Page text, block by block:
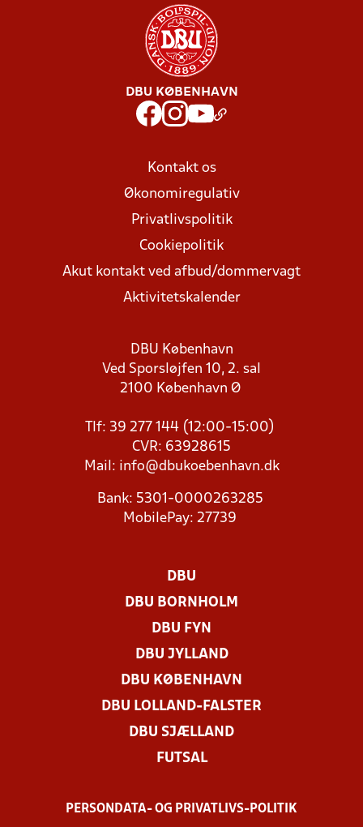
DBU KØBENHAVN
Kontakt os
Økonomiregulativ
Privatlivspolitik
Cookiepolitik
Akut kontakt ved afbud/dommervagt
Aktivitetskalender
DBU København
Ved Sporsløjfen 10, 2. sal
2100 København Ø
Tlf: 39 277 144 (12:00-15:00)
CVR: 63928615
Mail: info@dbukoebenhavn.dk
Bank: 5301-0000263285
MobilePay: 27739
DBU
DBU BORNHOLM
DBU FYN
DBU JYLLAND
DBU KØBENHAVN
DBU LOLLAND-FALSTER
DBU SJÆLLAND
FUTSAL
PERSONDATA- OG PRIVATLIVS-POLITIK